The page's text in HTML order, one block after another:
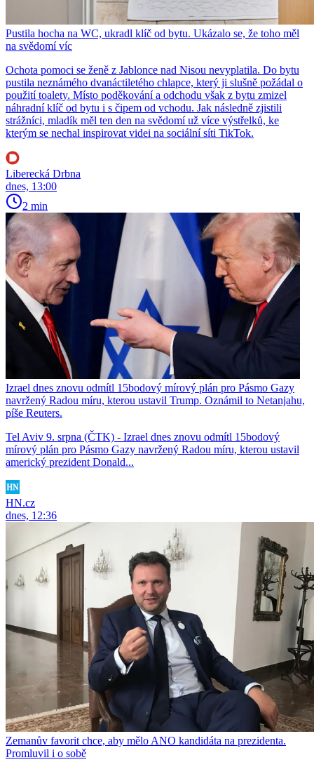
Pustila hocha na WC, ukradl klíč od bytu. Ukázalo se, že toho měl
na svědomí víc
Ochota pomoci se ženě z Jablonce nad Nisou nevyplatila. Do bytu
pustila neznámého dvanáctiletého chlapce, který ji slušně požádal o
použití toalety. Místo poděkování a odchodu však z bytu zmizel
náhradní klíč od bytu i s čipem od vchodu. Jak následně zjistili
strážníci, mladík měl ten den na svědomí už více výstřelků, ke
kterým se nechal inspirovat videi na sociální síti TikTok.
Liberecká Drbna
dnes, 13:00
2 min
Izrael dnes znovu odmítl 15bodový mírový plán pro Pásmo Gazy
navržený Radou míru, kterou ustavil Trump. Oznámil to Netanjahu,
píše Reuters.
Tel Aviv 9. srpna (ČTK) - Izrael dnes znovu odmítl 15bodový
mírový plán pro Pásmo Gazy navržený Radou míru, kterou ustavil
americký prezident Donald...
HN.cz
dnes, 12:36
Zemanův favorit chce, aby mělo ANO kandidáta na prezidenta.
Promluvil i o sobě